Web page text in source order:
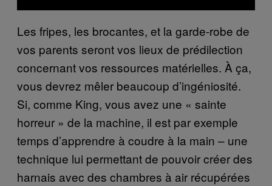
Les fripes, les brocantes, et la garde-robe de
vos parents seront vos lieux de prédilection
concernant vos ressources matérielles. À ça,
vous devrez mêler beaucoup d’ingéniosité.
Si, comme King, vous avez une « sainte
horreur » de la machine, il est par exemple
temps d’apprendre à coudre à la main – une
technique lui permettant de pouvoir créer des
harnais avec des chambres à air récupérées